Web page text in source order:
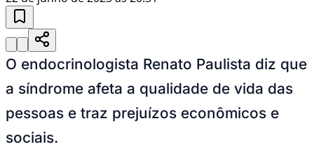
O endocrinologista Renato Paulista diz que
a síndrome afeta a qualidade de vida das
pessoas e traz prejuízos econômicos e
sociais.